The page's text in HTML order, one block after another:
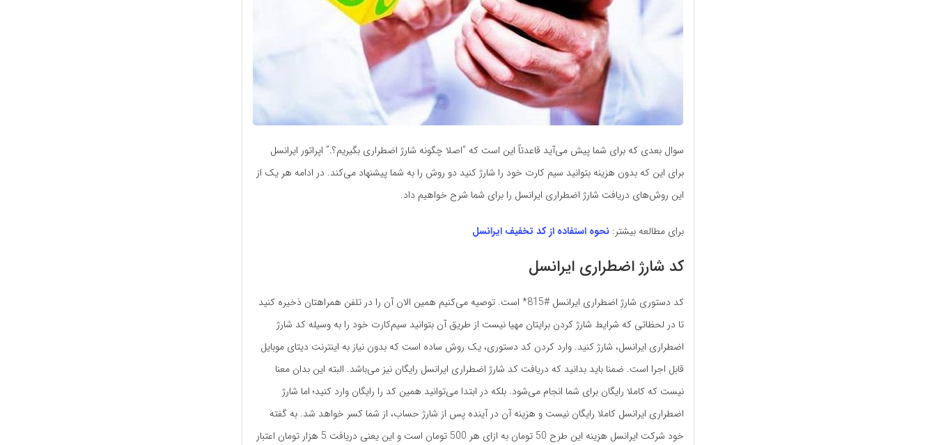
سوال بعدی که برای شما پیش می‌آید قاعدتاً این است که “اصلا چگونه شارژ اضطراری بگیریم؟.” اپراتور ایرانسل
برای این که بدون هزینه بتوانید سیم کارت‌ خود را شارژ کنید دو روش را به شما پیشنهاد می‌کند. در ادامه هر یک از
این روش‌های دریافت شارژ اضطراری ایرانسل را برای شما شرح خواهیم داد.
برای مطالعه بیشتر: نحوه استفاده از کد تخفیف ایرانسل
کد شارژ اضطراری ایرانسل
کد دستوری شارژ اضطراری ایرانسل ‌#815* است. توصیه می‌کنیم همین الان آن را در تلفن همراهتان ذخیره کنید
تا در لحظاتی که شرایط شارژ کردن برایتان مهیا نیست از طریق آن بتوانید سیم‌کارت خود را به وسیله کد شارژ
اضطراری ایرانسل، شارژ کنید. وارد کردن کد دستوری، یک روش ساده است که بدون نیاز به اینترنت دیتای موبایل
قابل اجرا است. ضمنا باید بدانید که دریافت کد شارژ اضطراری ایرانسل رایگان نیز می‌باشد. البته این بدان معنا
نیست که کاملا رایگان برای شما انجام می‌شود. بلکه در ابتدا می‌توانید همین کد را رایگان وارد کنید؛ اما شارژ
اضطراری ایرانسل کاملا رایگان نیست و هزینه آن در آینده پس از شارژ حساب، از شما کسر خواهد شد. به گفته
خود شرکت ایرانسل هزینه این طرح 50 تومان به ازای هر 500 تومان است و این یعنی دریافت 5 هزار تومان اعتبار